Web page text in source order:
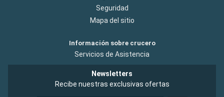
Seguridad
Mapa del sitio
Información sobre crucero
Servicios de Asistencia
Newsletters
Recibe nuestras exclusivas ofertas